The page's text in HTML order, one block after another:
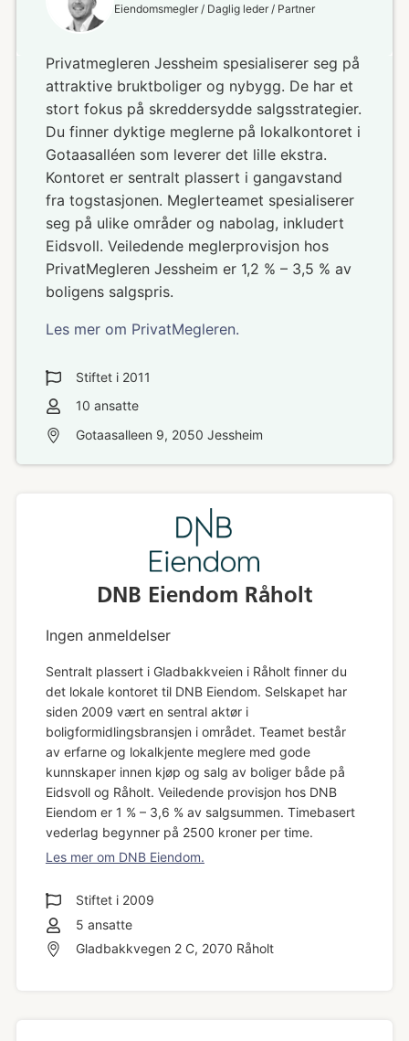
Eiendomsmegler / Daglig leder / Partner
Privatmegleren Jessheim spesialiserer seg på
attraktive bruktboliger og nybygg. De har et
stort fokus på skreddersydde salgsstrategier.
Du finner dyktige meglerne på lokalkontoret i
Gotaasalléen som leverer det lille ekstra.
Kontoret er sentralt plassert i gangavstand
fra togstasjonen. Meglerteamet spesialiserer
seg på ulike områder og nabolag, inkludert
Eidsvoll. Veiledende meglerprovisjon hos
PrivatMegleren Jessheim er 1,2 % – 3,5 % av
boligens salgspris.
Les mer om PrivatMegleren.
Stiftet i 2011
10 ansatte
Gotaasalleen 9, 2050 Jessheim
DNB Eiendom Råholt
Ingen anmeldelser
Sentralt plassert i Gladbakkveien i Råholt finner du
det lokale kontoret til DNB Eiendom. Selskapet har
siden 2009 vært en sentral aktør i
boligformidlingsbransjen i området. Teamet består
av erfarne og lokalkjente meglere med gode
kunnskaper innen kjøp og salg av boliger både på
Eidsvoll og Råholt. Veiledende provisjon hos DNB
Eiendom er 1 % – 3,6 % av salgsummen. Timebasert
vederlag begynner på 2500 kroner per time.
Les mer om DNB Eiendom.
Stiftet i 2009
5 ansatte
Gladbakkvegen 2 C, 2070 Råholt